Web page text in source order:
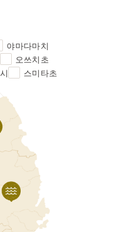
야마다마치
오쓰치초
스미타초